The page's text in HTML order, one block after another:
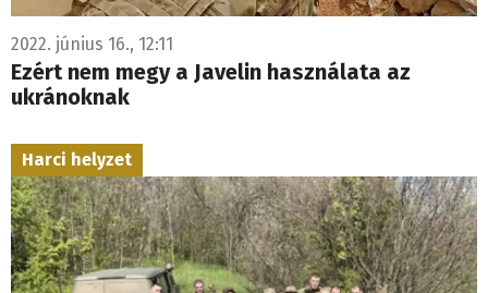
2022. június 16., 12:11
Ezért nem megy a Javelin használata az
ukránoknak
Harci helyzet